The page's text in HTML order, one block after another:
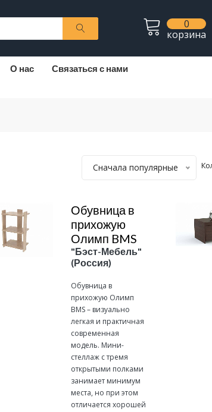
0
корзина
О нас Связаться с нами
Сначала популярные
Обувница в
прихожую
Олимп BMS
"Бэст-Мебель"
(Россия)
Обувница в
прихожую Олимп
BMS – визуально
легкая и практичная
современная
модель. Мини-
стеллаж с тремя
открытыми полками
занимает минимум
места, но при этом
отличается хорошей